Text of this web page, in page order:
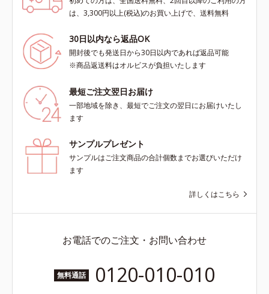
は、3,300円以上(税込)のお買い上げで、送料無料
30日以内なら返品OK
開封後でも発送日から30日以内であれば返品可能
※商品返送料はオルビスが負担いたします
最短ご注文翌日お届け
一部地域を除き、最短でご注文の翌日にお届けいたし
ます
サンプルプレゼント
サンプルはご注文商品の合計個数までお選びいただけ
ます
詳しくはこちら
お電話でのご注文・お問い合わせ
無料通話 0120-010-010